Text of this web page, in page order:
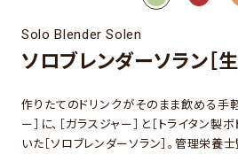
Solo Blender Solen
ソロブレンダーソラン［生
作りたてのドリンクがそのまま飲める手
ー］に、［ガラスジャー］と［トライタン製
いた［ソロブレンダーソラン］。管理栄養